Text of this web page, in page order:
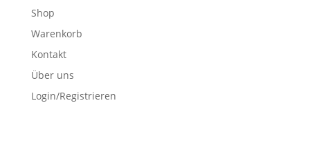
Shop
Warenkorb
Kontakt
Über uns
Login/Registrieren